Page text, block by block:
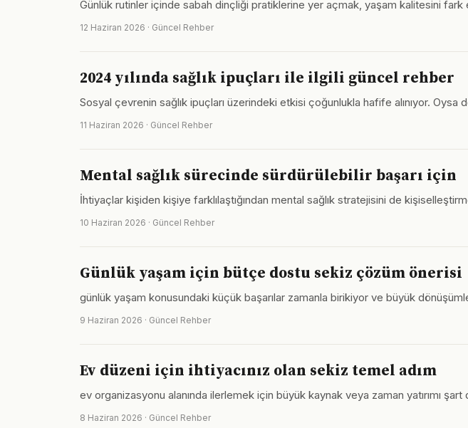
Günlük rutinler içinde sabah dinçliği pratiklerine yer açmak, yaşam kalitesini
12 Haziran 2026 · Güncel Rehber
2024 yılında sağlık ipuçları ile ilgili güncel rehber
Sosyal çevrenin sağlık ipuçları üzerindeki etkisi çoğunlukla hafife alınıyor.
11 Haziran 2026 · Güncel Rehber
Mental sağlık sürecinde sürdürülebilir başarı için
İhtiyaçlar kişiden kişiye farklılaştığından mental sağlık stratejisini de
10 Haziran 2026 · Güncel Rehber
Günlük yaşam için bütçe dostu sekiz çözüm önerisi
günlük yaşam konusundaki küçük başarılar zamanla birikiyor ve büyük
9 Haziran 2026 · Güncel Rehber
Ev düzeni için ihtiyacınız olan sekiz temel adım
ev organizasyonu alanında ilerlemek için büyük kaynak veya zaman yatırımı
8 Haziran 2026 · Güncel Rehber